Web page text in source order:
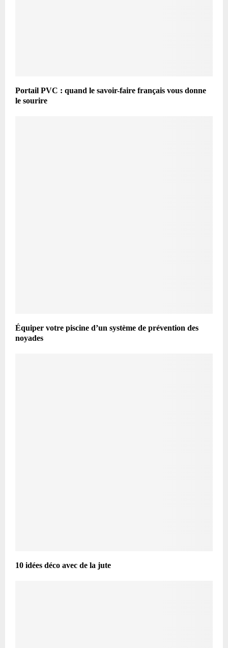
Portail PVC : quand le savoir-faire français vous donne
le sourire
Équiper votre piscine d’un système de prévention des
noyades
10 idées déco avec de la jute